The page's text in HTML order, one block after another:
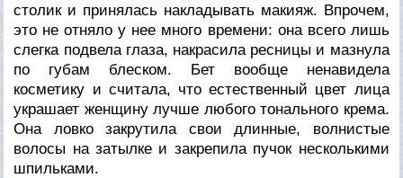
столик и принялась накладывать макияж. Впрочем,
это не отняло у нее много времени: она всего лишь
слегка подвела глаза, накрасила ресницы и мазнула
по губам блеском. Бет вообще ненавидела
косметику и считала, что естественный цвет лица
украшает женщину лучше любого тонального крема.
Она ловко закрутила свои длинные, волнистые
волосы на затылке и закрепила пучок несколькими
шпильками.